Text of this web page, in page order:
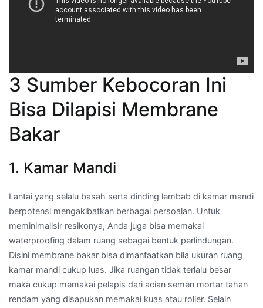
3 Sumber Kebocoran Ini
Bisa Dilapisi Membrane
Bakar
1. Kamar Mandi
Lantai yang selalu basah serta dinding lembab di kamar mandi
berpotensi mengakibatkan berbagai persoalan. Untuk
meminimalisir resikonya, Anda juga bisa memakai
waterproofing dalam ruang sebagai bentuk perlindungan.
Disini membrane bakar bisa dimanfaatkan bila ukuran ruang
kamar mandi cukup luas. Jika ruangan tidak terlalu besar
maka cukup memakai pelapis dari acian semen mortar tahan
rendam yang disapukan memakai kuas atau roller. Selain